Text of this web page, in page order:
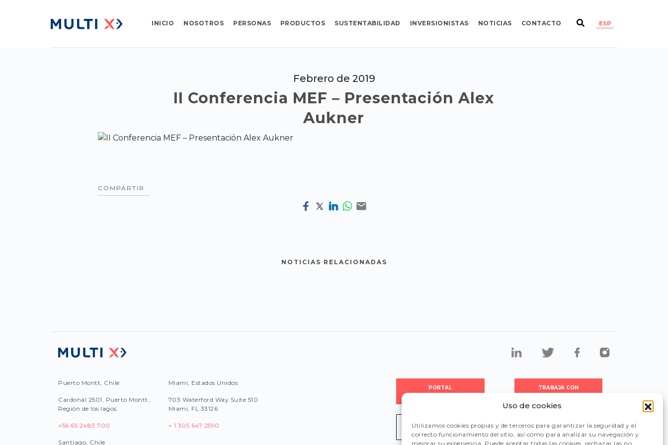
Uso de cookies
Utilizamos cookies propias y de terceros para garantizar la seguridad y el
correcto funcionamiento del sitio, así como para analizar su navegación y
mejorar su experiencia. Puede aceptar todas las cookies, rechazar las no
INICIO NOSOTROS PERSONAS PRODUCTOS SUSTENTABILIDAD INVERSIONISTAS NOTICIAS CONTACTO ESP
Febrero de 2019
II Conferencia MEF – Presentación Alex
Aukner
COMPARTIR
NOTICIAS RELACIONADAS
Puerto Montt, Chile
Cardonal 2501, Puerto Montt,
Región de los lagos.
+56 65 2483 700
Santiago, Chile
Miami, Estados Unidos
703 Waterford Way Suite 510
Miami, FL 33126
+ 1 305 647 2590
PORTAL
PROVEEDORES
LEGISLACIÓN
TRABAJA CON
NOSOTROS
FAQ